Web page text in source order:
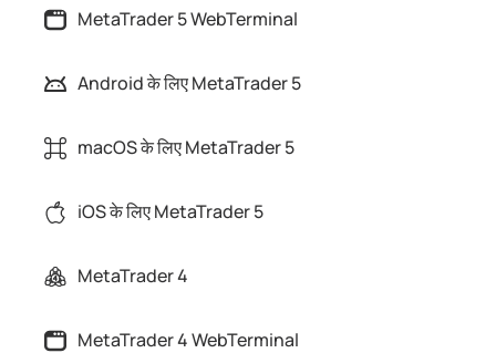
MetaTrader 5 WebTerminal
Android के लिए MetaTrader 5
macOS के लिए MetaTrader 5
iOS के लिए MetaTrader 5
MetaTrader 4
MetaTrader 4 WebTerminal